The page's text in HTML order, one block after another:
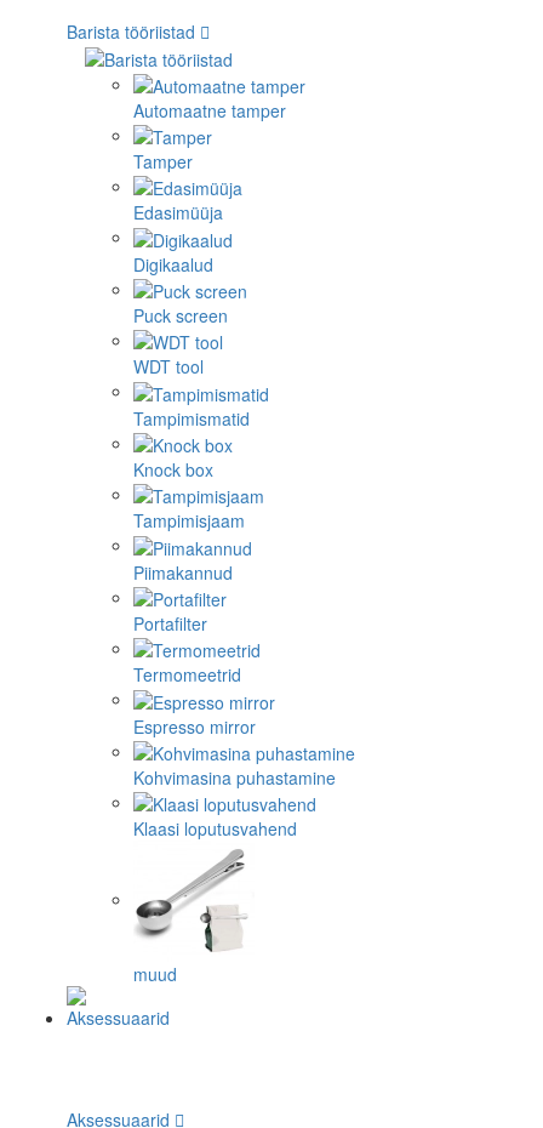
Barista tööriistad
Automaatne tamper
Tamper
Edasimüüja
Digikaalud
Puck screen
WDT tool
Tampimismatid
Knock box
Tampimisjaam
Piimakannud
Portafilter
Termomeetrid
Espresso mirror
Kohvimasina puhastamine
Klaasi loputusvahend
muud
Aksessuaarid